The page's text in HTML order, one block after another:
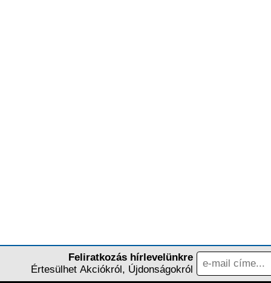
Feliratkozás hírlevelünkre
Értesülhet Akciókról, Újdonságokról